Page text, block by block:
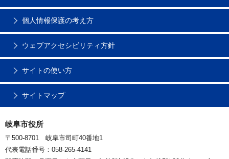
個人情報保護の考え方
ウェブアクセシビリティ方針
サイトの使い方
サイトマップ
岐阜市役所
〒500-8701 岐阜市司町40番地1
代表電話番号：058-265-4141